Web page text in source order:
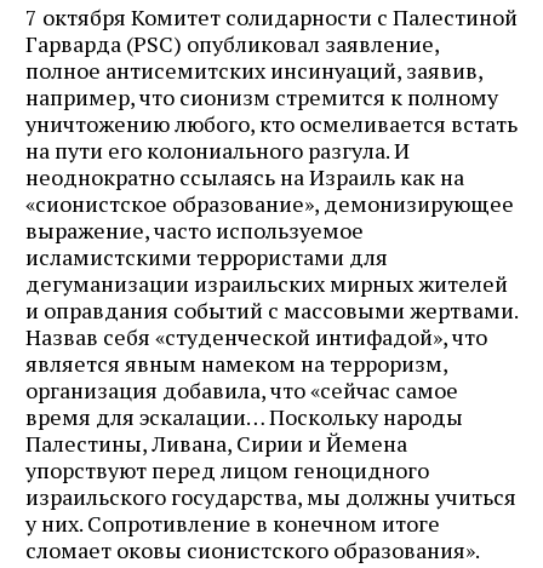
7 октября Комитет солидарности с Палестиной
Гарварда (PSC) опубликовал заявление,
полное антисемитских инсинуаций, заявив,
например, что сионизм стремится к полному
уничтожению любого, кто осмеливается встать
на пути его колониального разгула. И
неоднократно ссылаясь на Израиль как на
«сионистское образование», демонизирующее
выражение, часто используемое
исламистскими террористами для
дегуманизации израильских мирных жителей
и оправдания событий с массовыми жертвами.
Назвав себя «студенческой интифадой», что
является явным намеком на терроризм,
организация добавила, что «сейчас самое
время для эскалации… Поскольку народы
Палестины, Ливана, Сирии и Йемена
упорствуют перед лицом геноцидного
израильского государства, мы должны учиться
у них. Сопротивление в конечном итоге
сломает оковы сионистского образования».